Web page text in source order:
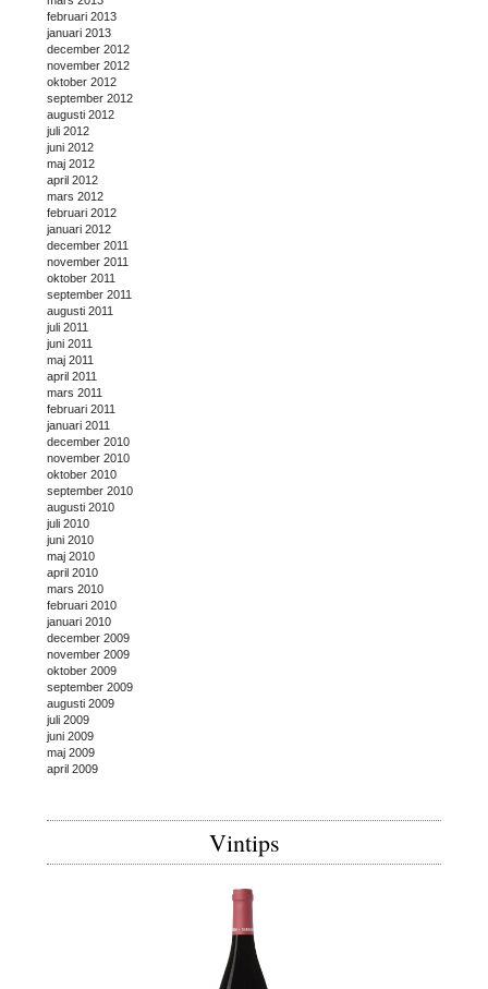
februari 2013
januari 2013
december 2012
november 2012
oktober 2012
september 2012
augusti 2012
juli 2012
juni 2012
maj 2012
april 2012
mars 2012
februari 2012
januari 2012
december 2011
november 2011
oktober 2011
september 2011
augusti 2011
juli 2011
juni 2011
maj 2011
april 2011
mars 2011
februari 2011
januari 2011
december 2010
november 2010
oktober 2010
september 2010
augusti 2010
juli 2010
juni 2010
maj 2010
april 2010
mars 2010
februari 2010
januari 2010
december 2009
november 2009
oktober 2009
september 2009
augusti 2009
juli 2009
juni 2009
maj 2009
april 2009
Vintips